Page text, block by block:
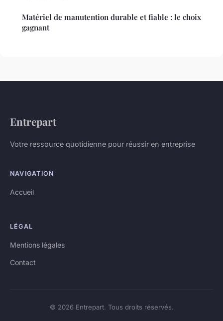
Matériel de manutention durable et fiable : le choix
gagnant
Entrepart
Votre ressource quotidienne pour réussir en entreprise
NAVIGATION
Accueil
LÉGAL
Mentions légales
Contact
© 2026 Entrepart. Tous droits réservés.